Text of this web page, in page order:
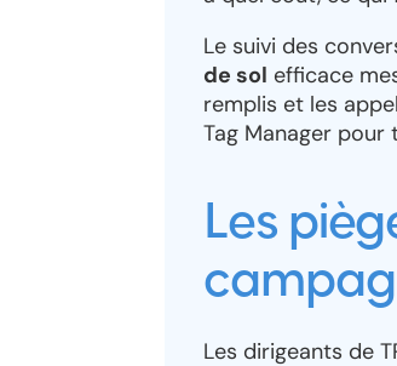
Le suivi des
de sol efficace
remplis et les
Tag Manager
Les
Les dirigeants de